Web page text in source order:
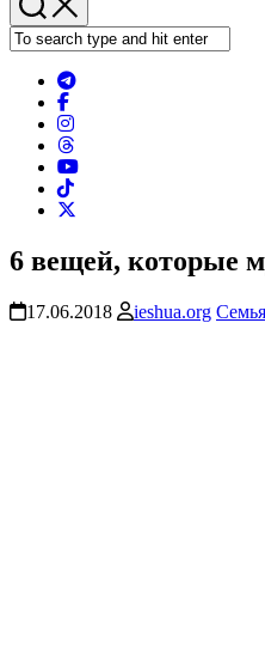
6 вещей, которые
17.06.2018 ieshua.org